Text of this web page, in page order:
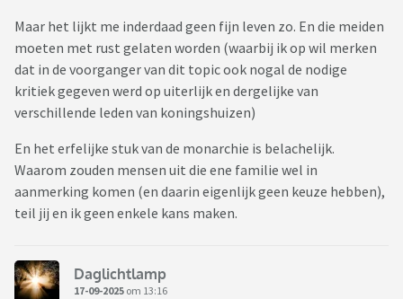
Maar het lijkt me inderdaad geen fijn leven zo. En die meiden
moeten met rust gelaten worden (waarbij ik op wil merken
dat in de voorganger van dit topic ook nogal de nodige
kritiek gegeven werd op uiterlijk en dergelijke van
verschillende leden van koningshuizen)
En het erfelijke stuk van de monarchie is belachelijk.
Waarom zouden mensen uit die ene familie wel in
aanmerking komen (en daarin eigenlijk geen keuze hebben),
teil jij en ik geen enkele kans maken.
Daglichtlamp
17-09-2025 om 13:16